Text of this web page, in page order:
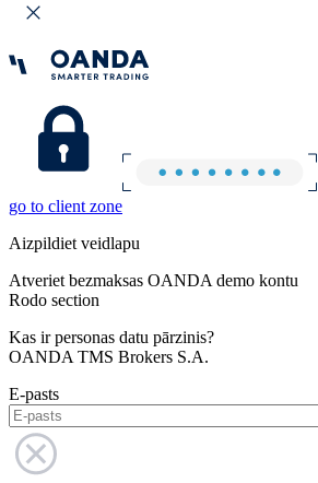
go to client zone
Aizpildiet veidlapu
Atveriet bezmaksas OANDA demo kontu
Rodo section
Kas ir personas datu pārzinis?
OANDA TMS Brokers S.A.
E-pasts